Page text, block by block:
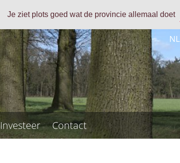
Je ziet plots goed wat de provincie allemaal doet
NL
Investeer Contact